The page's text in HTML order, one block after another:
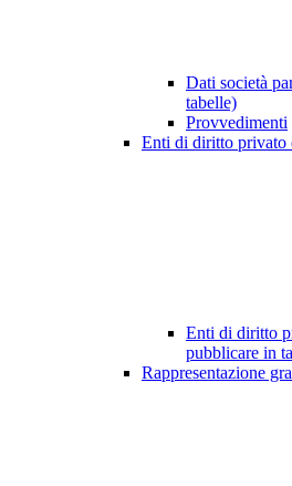
Dati società
tabelle)
Provvedimenti
Enti di diritto privato
Enti di diritto
pubblicare in
Rappresentazione